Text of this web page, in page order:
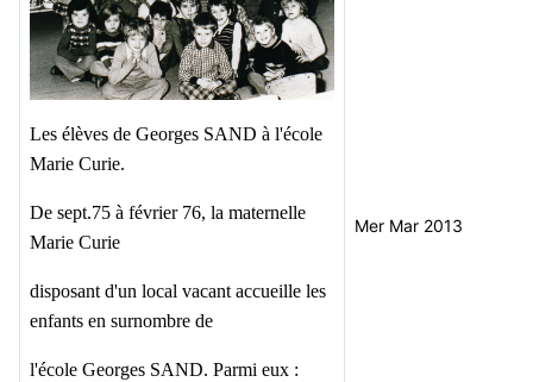
Les élèves de Georges SAND à l'école
Marie Curie.
De sept.75 à février 76, la maternelle
Marie Curie
disposant d'un local vacant accueille les
enfants en surnombre de
l'école Georges SAND. Parmi eux :
Mer Mar 2013